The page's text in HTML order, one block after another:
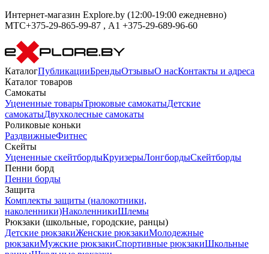
Интернет-магазин Explore.by (12:00-19:00 ежедневно)
МТС+375-29-865-99-87 , А1 +375-29-689-96-60
КаталогПубликацииБрендыОтзывыО насКонтакты и адреса
Каталог товаров
Самокаты
Уцененные товарыТрюковые самокатыДетские
самокатыДвухколесные самокаты
Роликовые коньки
РаздвижныеФитнес
Скейты
Уцененные скейтбордыКруизерыЛонгбордыСкейтборды
Пенни борд
Пенни борды
Защита
Комплекты защиты (налокотники,
наколенники)НаколенникиШлемы
Рюкзаки (школьные, городские, ранцы)
Детские рюкзакиЖенские рюкзакиМолодежные
рюкзакиМужские рюкзакиСпортивные рюкзакиШкольные